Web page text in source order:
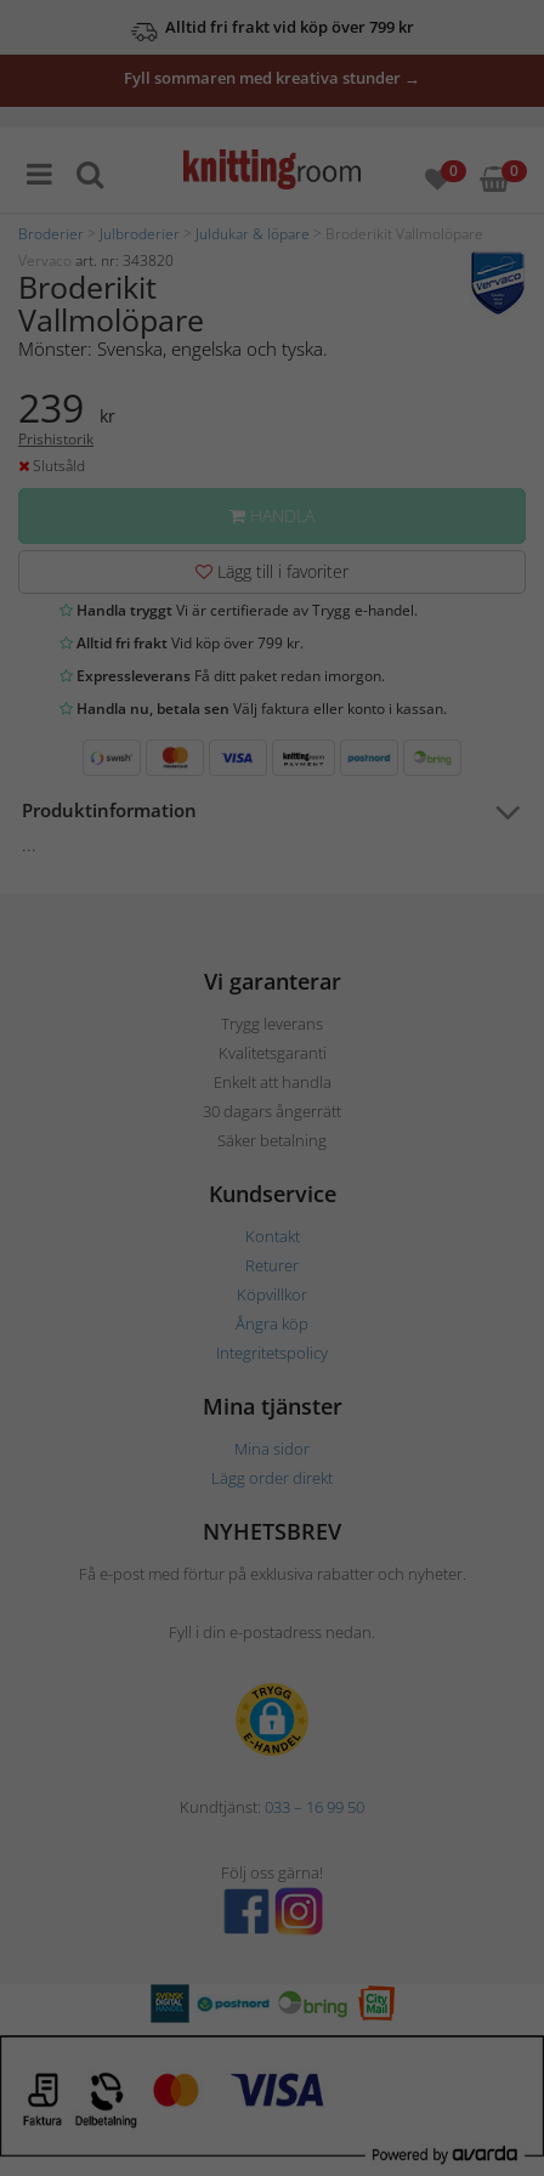
Alltid fri frakt vid köp över 799 kr
Fyll sommaren med kreativa stunder →
0 0
Broderier Julbroderier Juldukar & löpare > Broderikit Vallmolöpare
Vervaco art. nr: 343820
Broderikit
Vallmolöpare
Mönster: Svenska, engelska och tyska.
239 kr
Prishistorik
Slutsåld
HANDLA
Lägg till i favoriter
Handla tryggtVi är certifierade av Trygg e-handel.
Alltid fri fraktVid köp över 799 kr.
Expressleverans Få ditt paket redan imorgon.
Handla nu, betala sen Välj faktura eller konto i kassan.
Produktinformation
...
Vi garanterar
Trygg leverans
Kvalitetsgaranti
Enkelt att handla
30 dagars ångerrätt
Säker betalning
Kundservice
Kontakt
Returer
Köpvillkor
Ångra köp
Integritetspolicy
Mina tjänster
Mina sidor
Lägg order direkt
NYHETSBREV
Få e-post med förtur på exklusiva rabatter och nyheter.
Fyll i din e-postadress nedan.
Kundtjänst: 033 – 16 99 50
Följ oss gärna!